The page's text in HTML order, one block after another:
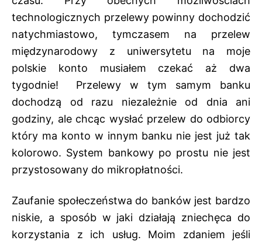
technologicznych przelewy powinny dochodzić
natychmiastowo, tymczasem na przelew
międzynarodowy z uniwersytetu na moje
polskie konto musiałem czekać aż dwa
tygodnie! Przelewy w tym samym banku
dochodzą od razu niezależnie od dnia ani
godziny, ale chcąc wysłać przelew do odbiorcy
który ma konto w innym banku nie jest już tak
kolorowo. System bankowy po prostu nie jest
przystosowany do mikropłatności.
Zaufanie społeczeństwa do banków jest bardzo
niskie, a sposób w jaki działają zniechęca do
korzystania z ich usług. Moim zdaniem jeśli